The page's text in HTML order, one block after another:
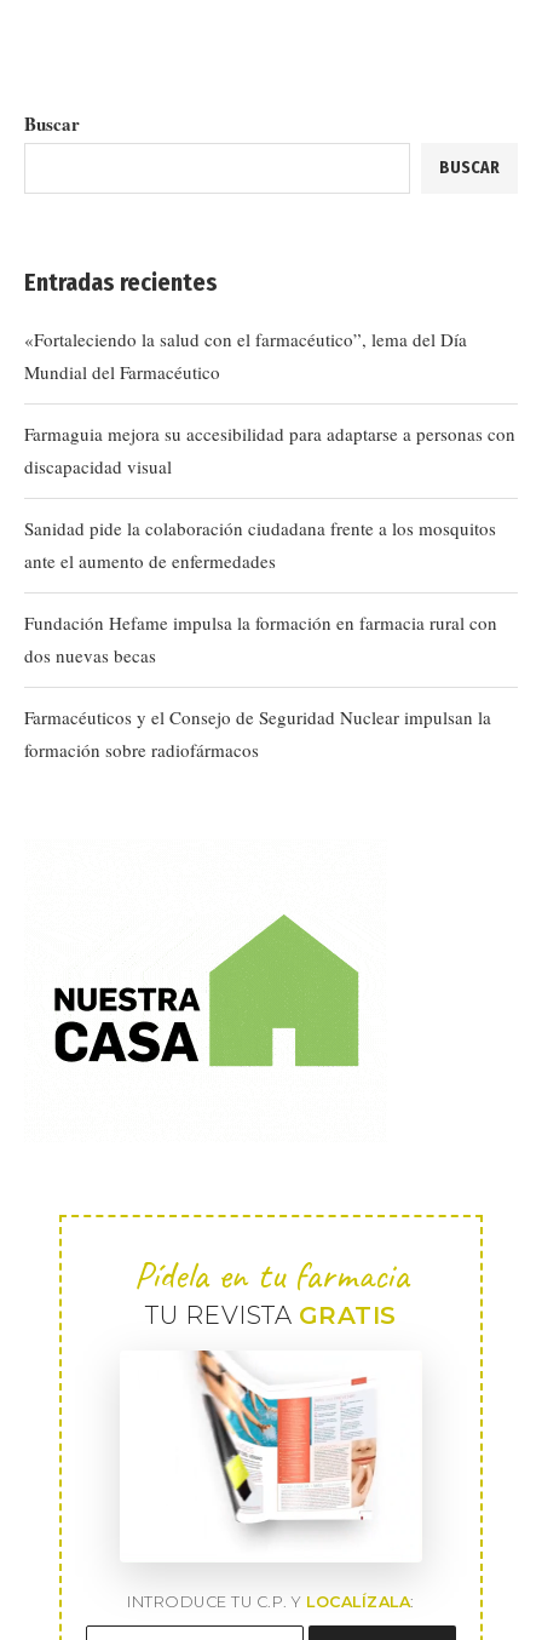
Buscar
BUSCAR
Entradas recientes
«Fortaleciendo la salud con el farmacéutico”, lema del Día
Mundial del Farmacéutico
Farmaguia mejora su accesibilidad para adaptarse a personas con
discapacidad visual
Sanidad pide la colaboración ciudadana frente a los mosquitos
ante el aumento de enfermedades
Fundación Hefame impulsa la formación en farmacia rural con
dos nuevas becas
Farmacéuticos y el Consejo de Seguridad Nuclear impulsan la
formación sobre radiofármacos
Pídela en tu farmacia
TU REVISTA GRATIS
INTRODUCE TU C.P. Y LOCALÍZALA: